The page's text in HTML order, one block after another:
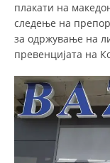
плакати на
следење на
за одржување на
превенцијата на